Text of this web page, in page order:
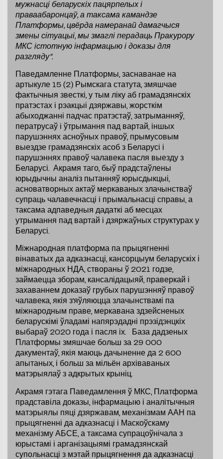
мужнасці беларускіх пацярпелых і
праваабаронцаў, а таксама камандзе
Платформы, цвёрда намеранай дамагчыся
змены сітуацыі, мы змаглі перадаць Пракурору
МКС істотную інфармацыю і доказы для
разгляду”.
Паведамленне Платформы, заснаванае на
артыкуле 15 (2) Рымскага статута, змяшчае
фактычныя звесткі, у тым ліку аб грамадзянскіх
пратэстах і рэакцыі дзяржавы, жорсткім
абыходжанні падчас пратэстаў, затрыманняў,
ператрусаў і ўтрымання пад вартай, іншых
парушэннях асноўных правоў, прымусовым
выездзе грамадзянскіх асоб з Беларусі і
парушэннях правоў чалавека пасля выезду з
Беларусі. Акрамя таго, быў прадстаўлены
юрыдычны аналіз пытанняў юрысдыкцыі,
асноватворных актаў меркаваных злачынстваў
супраць чалавечнасці і прымальнасці справы, а
таксама адпаведныя дадаткі аб месцах
утрымання пад вартай і дзяржаўных структурах у
Беларусі.
Міжнародная платформа па прыцягненні
вінаватых да адказнасці, кансорцыум беларускіх і
міжнародных НДА, створаны ў 2021 годзе,
займаецца зборам, кансалідацыяй, праверкай і
захаваннем доказаў грубых парушэнняў правоў
чалавека, якія з’яўляюцца злачынствамі па
міжнародным праве, меркавана здзейсненых
беларускімі ўладамі напярэдадні прэзідэнцкіх
выбараў 2020 года і пасля іх. База дадзеных
Платформы змяшчае больш за 29 000
дакументаў, якія маюць дачыненне да 2 600
апытаных, і больш за мільён архіваваных
матэрыялаў з адкрытых крыніц.
Акрамя гэтага Паведамлення ў МКС, Платформа
прадставіла доказы, інфармацыю і аналітычныя
матэрыялы пяці дзяржавам, механізмам ААН па
прыцягненні да адказнасці і Маскоўскаму
механізму АБСЕ, а таксама супрацоўнічала з
юрыстамі і арганізацыямі грамадзянскай
супольнасці з мэтай прыцягнення да адказнасці